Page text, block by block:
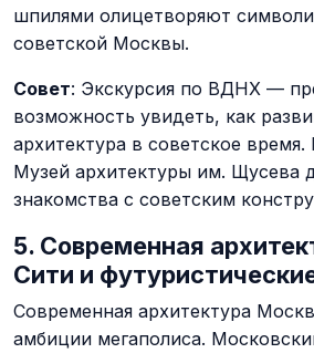
шпилями олицетворяют
советской Москвы.
Совет: Экскурсия по ВДНХ —
возможность увидеть, как
архитектура в советское
Музей архитектуры им. Щусева
знакомства с советским
5. Современная
Сити и
Современная архитектура
амбиции мегаполиса.